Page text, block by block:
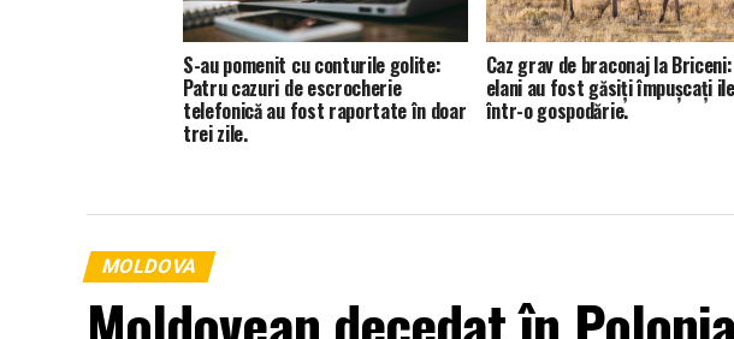
S-au pomenit cu conturile golite:
Patru cazuri de escrocherie
telefonică au fost raportate în doar
trei zile.
Caz grav de braconaj la
elani au fost găsiți împușcați
într-o gospodărie.
MOLDOVA